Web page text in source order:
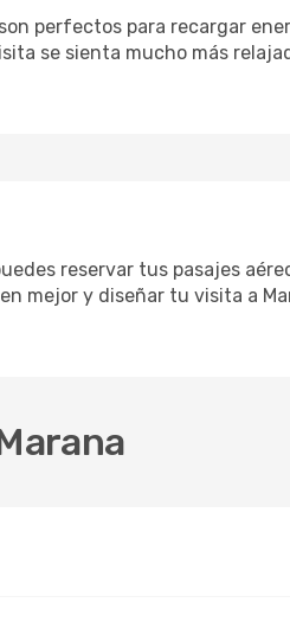
perfectos para recargar
se sienta mucho más
reservar tus pasajes
mejor y diseñar tu visita a